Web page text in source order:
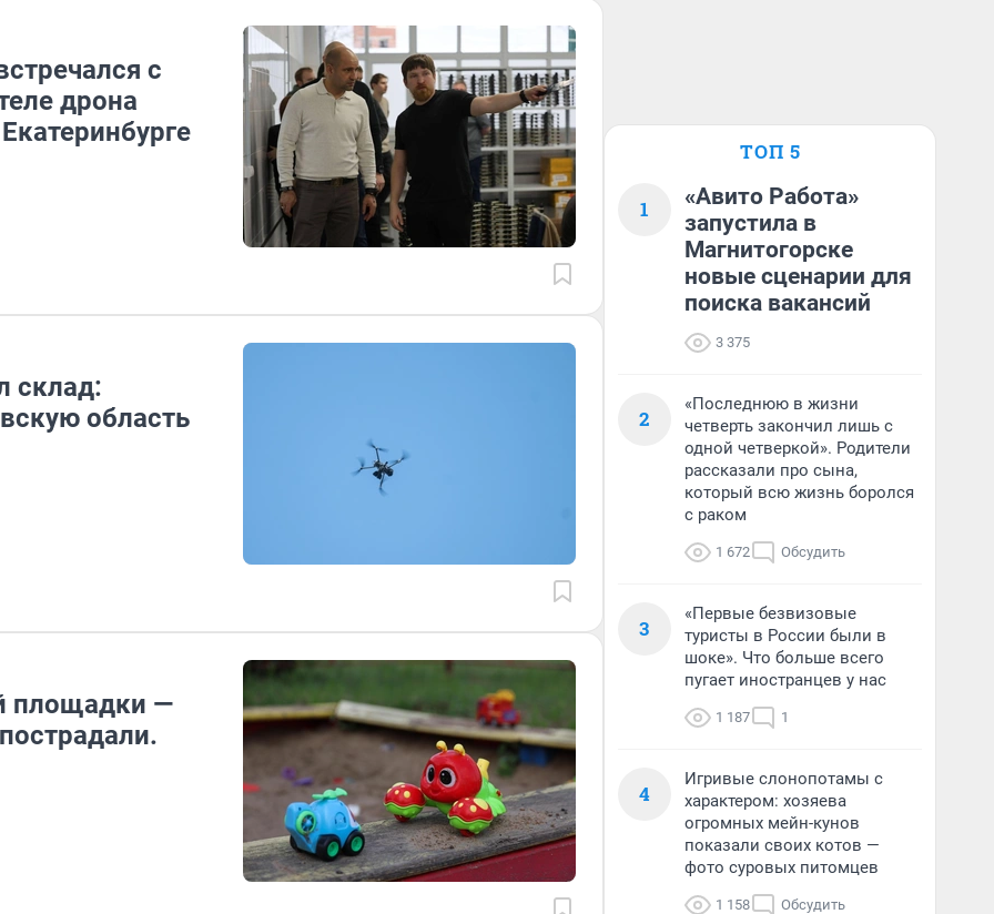
с
дрона
склад:
область
площадки —
ТОП 5
1
«Авито Работа»
запустила в
Магнитогорске
новые сценарии для
поиска вакансий
3 375
2
«Последнюю в жизни
четверть закончил лишь с
одной четверкой». Родители
рассказали про сына,
который всю жизнь боролся
с раком
1 672 Обсудить
3
«Первые безвизовые
туристы в России были в
шоке». Что больше всего
пугает иностранцев у нас
1 187 1
4
Игривые слонопотамы с
характером: хозяева
огромных мейн-кунов
показали своих котов —
фото суровых питомцев
1 158 Обсудить